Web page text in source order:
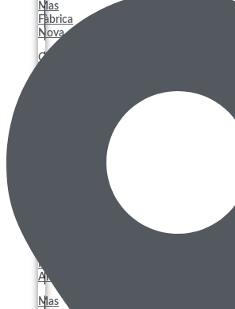
Mas
Fàbrica
Nova
Casa
Mas
Arumí
Mas